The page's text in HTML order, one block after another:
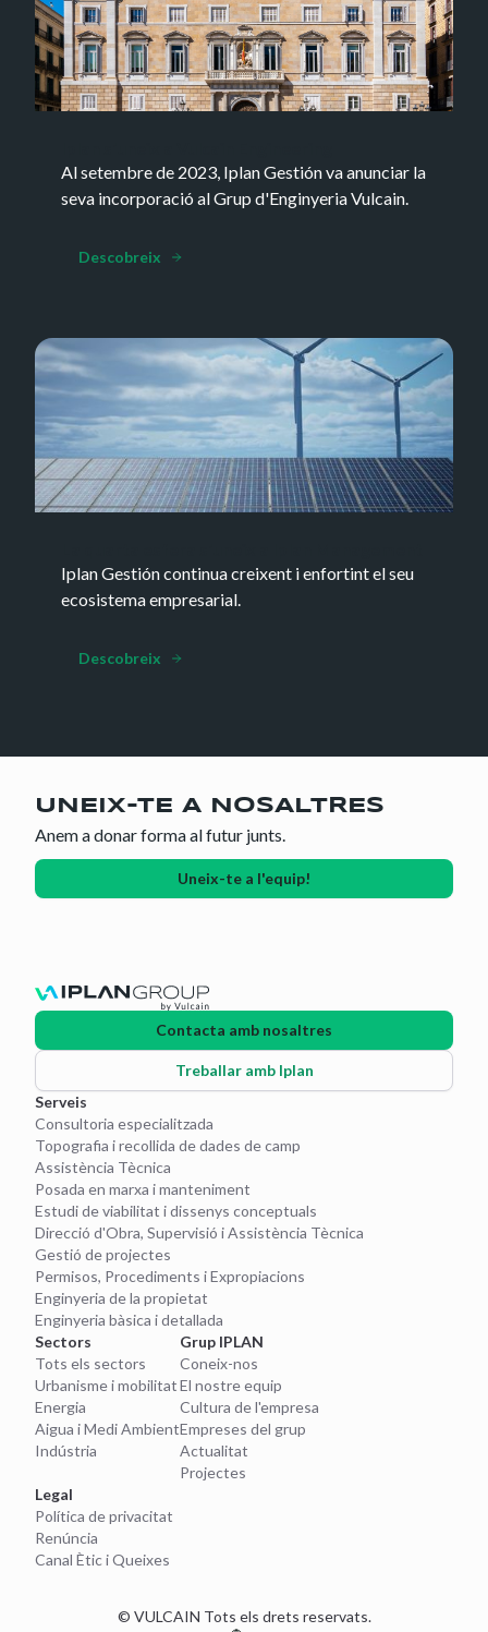
Al setembre de 2023, Iplan Gestión va anunciar la
seva incorporació al Grup d'Enginyeria Vulcain.
Descobreix
Iplan Gestión continua creixent i enfortint el seu
ecosistema empresarial.
Descobreix
UNEIX-TE A NOSALTRES
Anem a donar forma al futur junts.
Uneix-te a l'equip!
Contacta amb nosaltres
Treballar amb Iplan
Serveis
Consultoria especialitzada
Topografia i recollida de dades de camp
Assistència Tècnica
Posada en marxa i manteniment
Estudi de viabilitat i dissenys conceptuals
Direcció d'Obra, Supervisió i Assistència Tècnica
Gestió de projectes
Permisos, Procediments i Expropiacions
Enginyeria de la propietat
Enginyeria bàsica i detallada
Sectors
Tots els sectors
Urbanisme i mobilitat
Energia
Aigua i Medi Ambient
Indústria
Grup IPLAN
Coneix-nos
El nostre equip
Cultura de l'empresa
Empreses del grup
Actualitat
Projectes
Legal
Política de privacitat
Renúncia
Canal Ètic i Queixes
© VULCAIN Tots els drets reservats.